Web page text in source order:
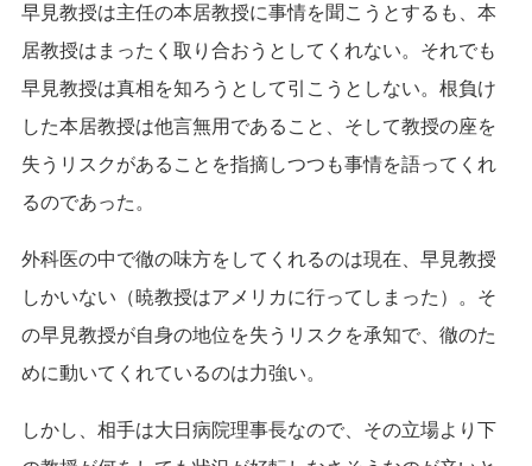
早見教授は主任の本居教授に事情を聞こうとするも、本
居教授はまったく取り合おうとしてくれない。それでも
早見教授は真相を知ろうとして引こうとしない。根負け
した本居教授は他言無用であること、そして教授の座を
失うリスクがあることを指摘しつつも事情を語ってくれ
るのであった。
外科医の中で徹の味方をしてくれるのは現在、早見教授
しかいない（暁教授はアメリカに行ってしまった）。そ
の早見教授が自身の地位を失うリスクを承知で、徹のた
めに動いてくれているのは力強い。
しかし、相手は大日病院理事長なので、その立場より下